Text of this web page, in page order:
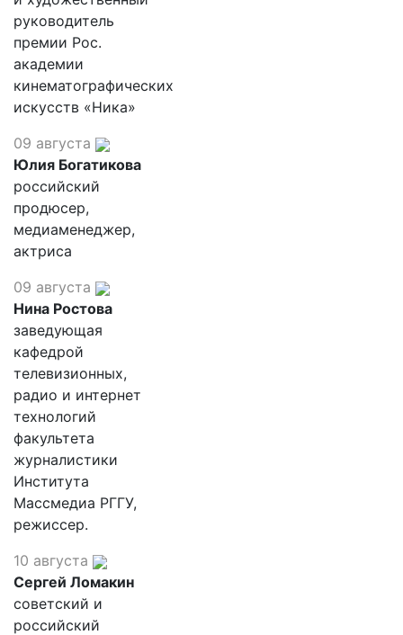
руководитель
премии Рос.
академии
кинематографических
искусств «Ника»
09 августа
Юлия Богатикова
российский
продюсер,
медиаменеджер,
актриса
09 августа
Нина Ростова
заведующая
кафедрой
телевизионных,
радио и интернет
технологий
факультета
журналистики
Института
Массмедиа РГГУ,
режиссер.
10 августа
Сергей Ломакин
советский и
российский